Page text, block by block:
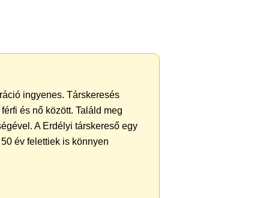
ingyenes. Társkeresés
és nő között. Találd meg
A Erdélyi társkereső egy
év felettiek is könnyen